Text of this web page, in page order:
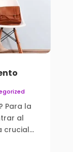
Para la
al